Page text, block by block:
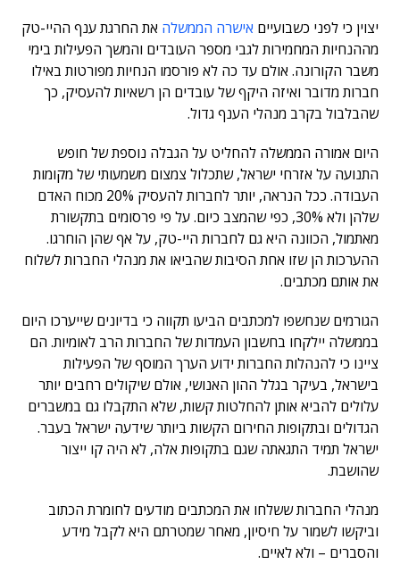
יצוין כי לפני כשבועיים אישרה הממשלה את החרגת ענף ההיי-טק
מההנחיות המחמירות לגבי מספר העובדים והמשך הפעילות בימי
משבר הקורונה. אולם עד כה לא פורסמו הנחיות מפורטות באילו
חברות מדובר ואיזה היקף של עובדים הן רשאיות להעסיק, כך
שהבלבול בקרב מנהלי הענף גדול.
היום אמורה הממשלה להחליט על הגבלה נוספת של חופש
התנועה על אזרחי ישראל, שתכלול צמצום משמעותי של מקומות
העבודה. ככל הנראה, יותר לחברות להעסיק 20% מכוח האדם
שלהן ולא 30%, כפי שהמצב כיום. על פי פרסומים בתקשורת
מאתמול, הכוונה היא גם לחברות היי-טק, על אף שהן הוחרגו.
ההערכות הן שזו אחת הסיבות שהביאו את מנהלי החברות לשלוח
את אותם מכתבים.
הגורמים שנחשפו למכתבים הביעו תקווה כי בדיונים שייערכו היום
בממשלה יילקחו בחשבון העמדות של החברות הרב לאומיות. הם
ציינו כי להנהלות החברות ידוע הערך המוסף של הפעילות
בישראל, בעיקר בגלל ההון האנושי, אולם שיקולים רחבים יותר
עלולים להביא אותן להחלטות קשות, שלא התקבלו גם במשברים
הגדולים ובתקופות החירום הקשות ביותר שידעה ישראל בעבר.
ישראל תמיד התגאתה שגם בתקופות אלה, לא היה קו ייצור
שהושבת.
מנהלי החברות ששלחו את המכתבים מודעים לחומרת הכתוב
וביקשו לשמור על חיסיון, מאחר שמטרתם היא לקבל מידע
והסברים – ולא לאיים.